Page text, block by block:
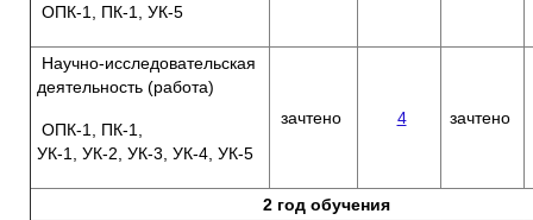
ОПК-1, ПК-1, УК-5
Научно-исследовательская
деятельность (работа)
ОПК-1, ПК-1,
УК-1, УК-2, УК-3, УК-4, УК-5
зачтено 4 зачтено
2 год обучения